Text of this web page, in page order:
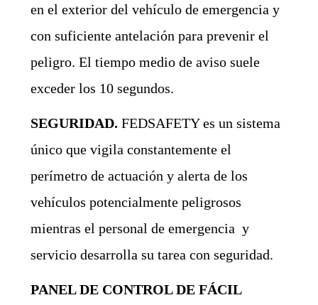
en el exterior del vehículo de emergencia y
con suficiente antelación para prevenir el
peligro. El tiempo medio de aviso suele
exceder los 10 segundos.
SEGURIDAD. FEDSAFETY es un sistema
único que vigila constantemente el
perímetro de actuación y alerta de los
vehículos potencialmente peligrosos
mientras el personal de emergencia y
servicio desarrolla su tarea con seguridad.
PANEL DE CONTROL DE FÁCIL